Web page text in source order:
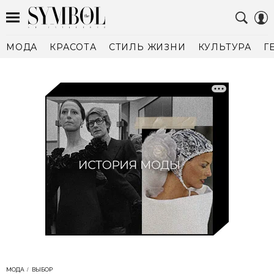
МОДА КРАСОТА СТИЛЬ ЖИЗНИ КУЛЬТУРА
МОДА ВЫБОР